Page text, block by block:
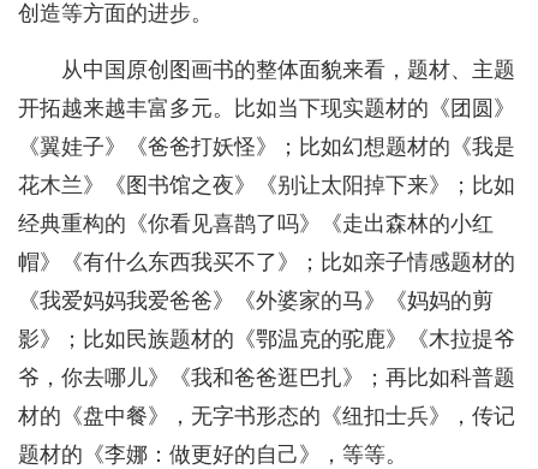
创造等方面的进步。
从中国原创图画书的整体面貌来看，题材、主题
开拓越来越丰富多元。比如当下现实题材的《团圆》
《翼娃子》《爸爸打妖怪》；比如幻想题材的《我是
花木兰》《图书馆之夜》《别让太阳掉下来》；比如
经典重构的《你看见喜鹊了吗》《走出森林的小红
帽》《有什么东西我买不了》；比如亲子情感题材的
《我爱妈妈我爱爸爸》《外婆家的马》《妈妈的剪
影》；比如民族题材的《鄂温克的驼鹿》《木拉提爷
爷，你去哪儿》《我和爸爸逛巴扎》；再比如科普题
材的《盘中餐》，无字书形态的《纽扣士兵》，传记
题材的《李娜：做更好的自己》，等等。